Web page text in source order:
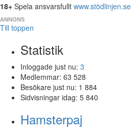
18+ Spela ansvarsfullt www.stödlinjen.se
ANNONS
Till toppen
Statistik
Inloggade just nu: 3
Medlemmar: 63 528
Besökare just nu: 1 884
Sidvisningar idag: 5 840
Hamsterpaj